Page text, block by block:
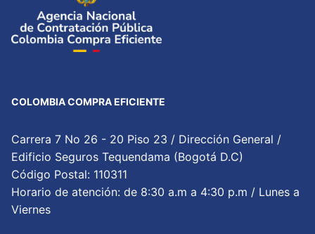
COLOMBIA COMPRA EFICIENTE
Carrera 7 No 26 - 20 Piso 23 / Dirección General /
Edificio Seguros Tequendama (Bogotá D.C)
Código Postal: 110311
Horario de atención: de 8:30 a.m a 4:30 p.m / Lunes a
Viernes